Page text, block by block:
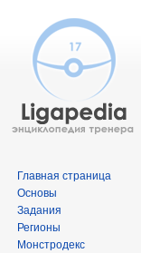
Главная страница
Основы
Задания
Регионы
Монстродекс